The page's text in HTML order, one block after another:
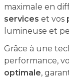
maximale en
services et vos
lumineuse et
Grâce à une
performance,
optimale,